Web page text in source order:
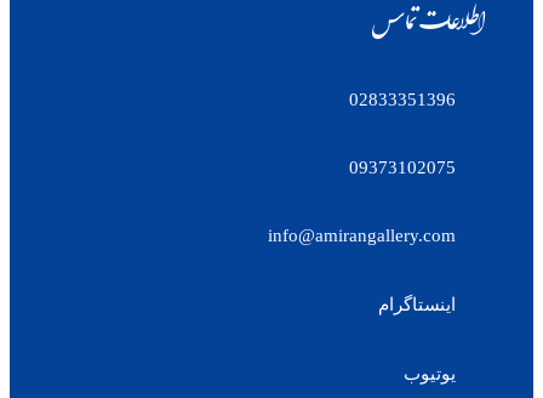
اطلاعات تماس
02833351396
09373102075
info@amirangallery.com
اینستاگرام
یوتیوب